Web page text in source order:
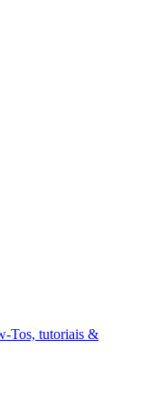
Tos, tutoriais &